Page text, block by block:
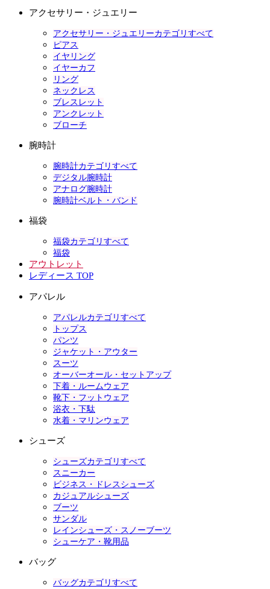
アクセサリー・ジュエリー
アクセサリー・ジュエリーカテゴリすべて
ピアス
イヤリング
イヤーカフ
リング
ネックレス
ブレスレット
アンクレット
ブローチ
腕時計
腕時計カテゴリすべて
デジタル腕時計
アナログ腕時計
腕時計ベルト・バンド
福袋
福袋カテゴリすべて
福袋
アウトレット
レディース TOP
アパレル
アパレルカテゴリすべて
トップス
パンツ
ジャケット・アウター
スーツ
オーバーオール・セットアップ
下着・ルームウェア
靴下・フットウェア
浴衣・下駄
水着・マリンウェア
シューズ
シューズカテゴリすべて
スニーカー
ビジネス・ドレスシューズ
カジュアルシューズ
ブーツ
サンダル
レインシューズ・スノーブーツ
シューケア・靴用品
バッグ
バッグカテゴリすべて